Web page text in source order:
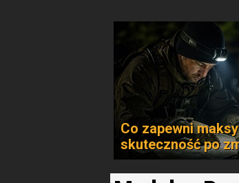
Co zapewni
skuteczność po